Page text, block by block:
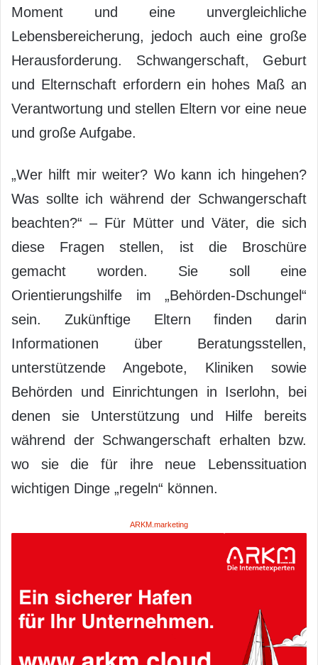
Moment und eine unvergleichliche
Lebensbereicherung, jedoch auch eine große
Herausforderung. Schwangerschaft, Geburt
und Elternschaft erfordern ein hohes Maß an
Verantwortung und stellen Eltern vor eine neue
und große Aufgabe.
„Wer hilft mir weiter? Wo kann ich hingehen?
Was sollte ich während der Schwangerschaft
beachten?“ – Für Mütter und Väter, die sich
diese Fragen stellen, ist die Broschüre
gemacht worden. Sie soll eine
Orientierungshilfe im „Behörden-Dschungel“
sein. Zukünftige Eltern finden darin
Informationen über Beratungsstellen,
unterstützende Angebote, Kliniken sowie
Behörden und Einrichtungen in Iserlohn, bei
denen sie Unterstützung und Hilfe bereits
während der Schwangerschaft erhalten bzw.
wo sie die für ihre neue Lebenssituation
wichtigen Dinge „regeln“ können.
ARKM.marketing